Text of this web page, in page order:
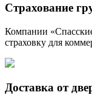
Страхование
Компании
страховку для
Доставка от